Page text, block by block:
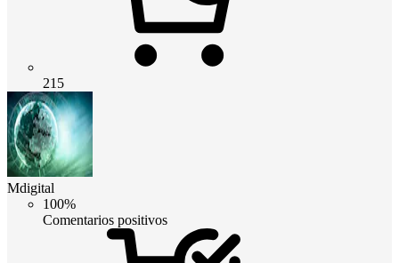
215
Mdigital
100%
Comentarios positivos